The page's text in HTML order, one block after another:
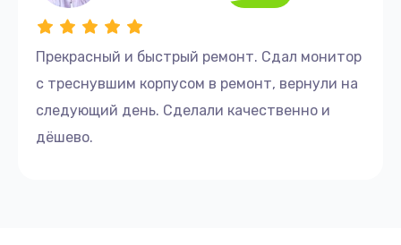
Прекрасный и быстрый ремонт. Сдал монитор
с треснувшим корпусом в ремонт, вернули на
следующий день. Сделали качественно и
дёшево.